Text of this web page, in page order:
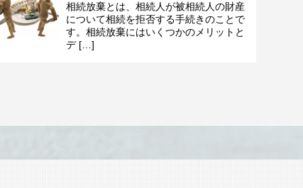
相続放棄とは、相続人が被相続人の財産
について相続を拒否する手続きのことで
す。相続放棄にはいくつかのメリットと
デ […]